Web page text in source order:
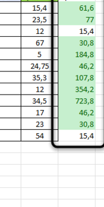
только
под заданное
найти в
текст.
IT-новостей
значений